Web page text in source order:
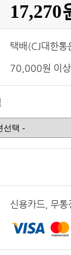
17,270
택배(CJ대한통
70,000원 이상
신용카드, 무